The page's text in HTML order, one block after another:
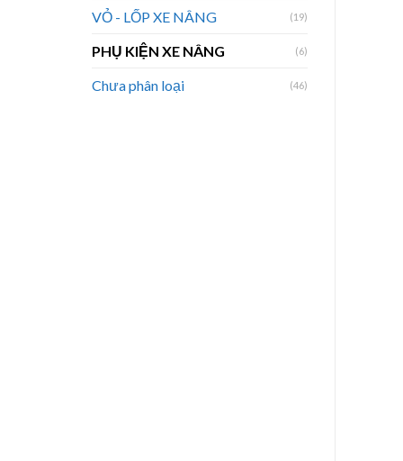
VỎ - LỐP XE NÂNG (19)
PHỤ KIỆN XE NÂNG (6)
Chưa phân loại (46)